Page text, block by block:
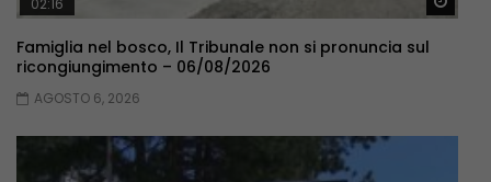
02:16
Famiglia nel bosco, Il Tribunale non si pronuncia sul
ricongiungimento – 06/08/2026
AGOSTO 6, 2026